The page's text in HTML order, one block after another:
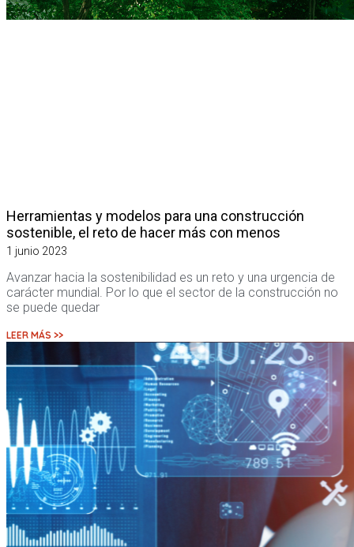
Herramientas y modelos para una construcción
sostenible, el reto de hacer más con menos
1 junio 2023
Avanzar hacia la sostenibilidad es un reto y una urgencia de
carácter mundial. Por lo que el sector de la construcción no
se puede quedar
LEER MÁS >>